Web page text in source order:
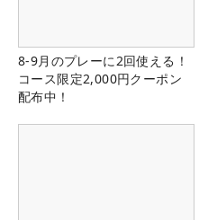
8-9月のプレーに2回使える！
コース限定2,000円クーポン
配布中！